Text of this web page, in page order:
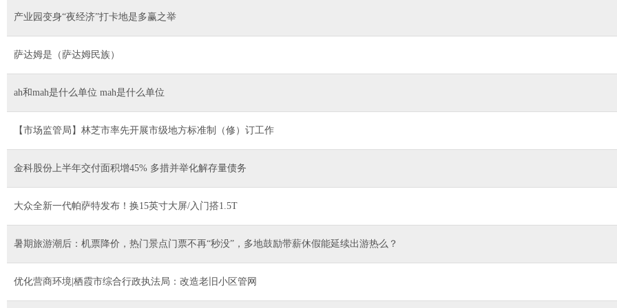
产业园变身“夜经济”打卡地是多赢之举
萨达姆是（萨达姆民族）
ah和mah是什么单位 mah是什么单位
【市场监管局】林芝市率先开展市级地方标准制（修）订工作
金科股份上半年交付面积增45% 多措并举化解存量债务
大众全新一代帕萨特发布！换15英寸大屏/入门搭1.5T
暑期旅游潮后：机票降价，热门景点门票不再“秒没”，多地鼓励带薪休假能延续出游热么？
优化营商环境|栖霞市综合行政执法局：改造老旧小区管网